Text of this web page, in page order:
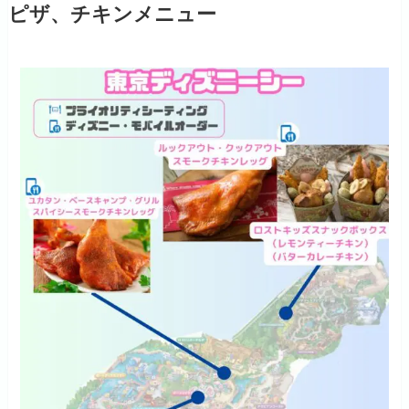
ピザ、チキンメニュー